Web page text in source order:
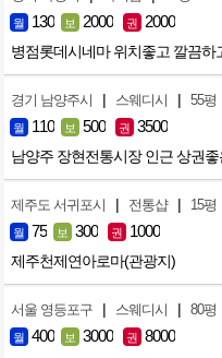
월 130 보 2000 권 2000
병점롯데시네마 위치좋고 깔끔하
경기 남양주시 | 스웨디시 | 55평
월 110 보 500 권 3500
남양주 장현전통시장 인근 상권좋
제주도 서귀포시 | 전통샵 | 15평
월 75 보 300 권 1000
제주천제연아로마(관광지)
서울 영등포구 | 스웨디시 | 80평
월 400 보 3000 권 8000